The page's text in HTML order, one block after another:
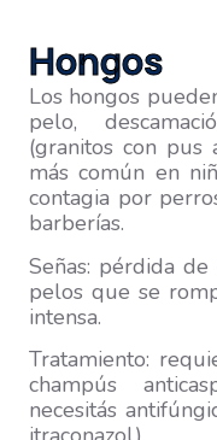
Hongos
Los hongos
pelo,
(granitos con pus
más común en
contagia por
barberías.
Señas: pérdida
pelos que se
intensa.
Tratamiento:
champús
necesitás